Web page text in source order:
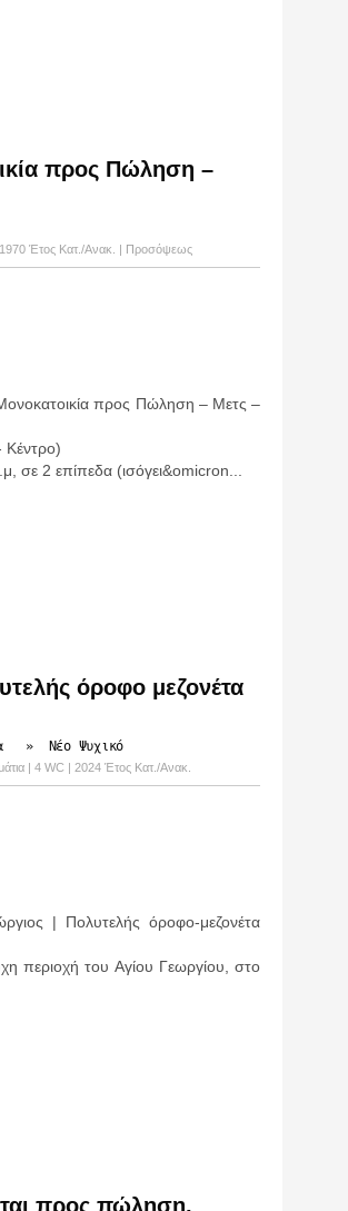
προς Πώληση –
1970 Έτος Κατ./Ανακ. | Προσόψεως
προς Πώληση – Μετς –
Κέντρο)
σε 2 επίπεδα (ισόγει&omicron...
όροφο μεζονέτα
» Νέο Ψυχικό
| 4 WC | 2024 Έτος Κατ./Ανακ.
| Πολυτελής όροφο-μεζονέτα
περιοχή του Αγίου Γεωργίου, στο
προς πώληση,